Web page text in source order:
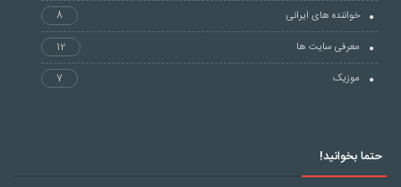
خواننده های ایرانی
8
معرفی سایت ها
12
موزیک
7
حتما بخوانید!